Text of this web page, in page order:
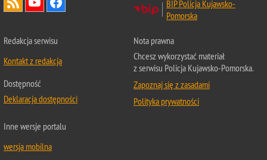
BIP Policja Kujawsko-
Pomorska
Redakcja serwisu
Kontakt z redakcją
Dostępność
Deklaracja dostępności
Nota prawna
Chcesz wykorzystać materiał
z serwisu Policja Kujawsko-Pomorska.
Zapoznaj się z zasadami
Polityka prywatności
Inne wersje portalu
wersja mobilna